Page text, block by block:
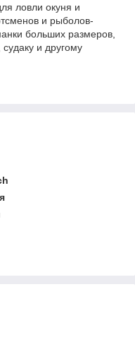
ловли окуня и
и рыболов-
больших размеров,
и другому